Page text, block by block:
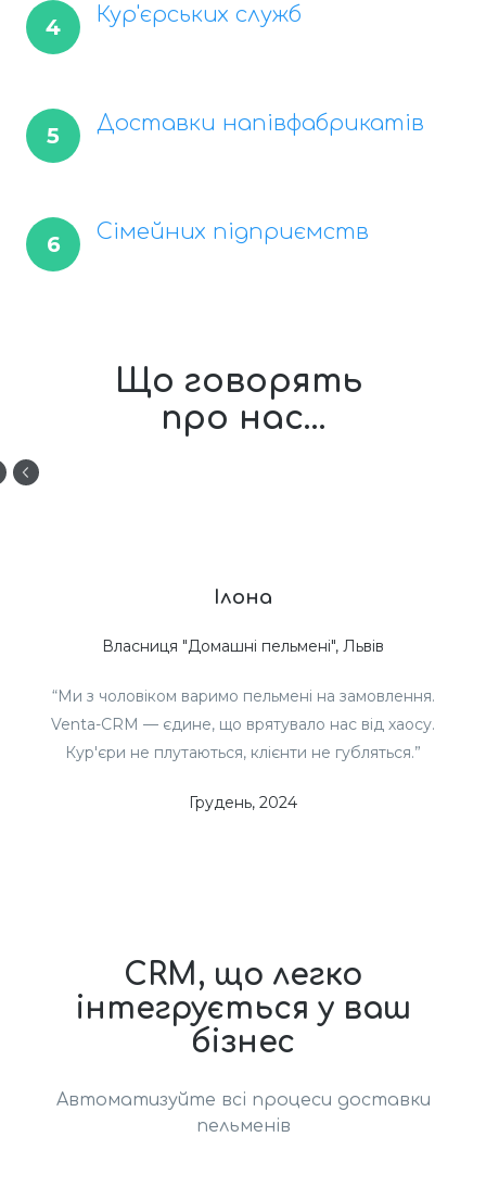
4 Кур'єрських служб
5 Доставки напівфабрикатів
6 Сімейних підприємств
Що говорять
про нас...
Ілона
Власниця "Домашні пельмені", Львів
“Ми з чоловіком варимо пельмені на замовлення.
Venta-CRM — єдине, що врятувало нас від хаосу.
Кур'єри не плутаються, клієнти не губляться.”
Грудень, 2024
CRM, що легко
інтегрується у ваш
бізнес
Автоматизуйте всі процеси доставки
пельменів